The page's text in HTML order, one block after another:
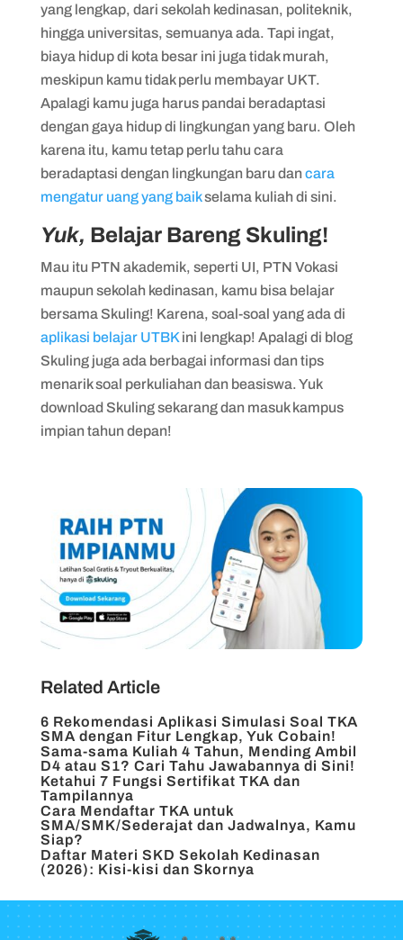
yang lengkap, dari sekolah kedinasan, politeknik,
hingga universitas, semuanya ada. Tapi ingat,
biaya hidup di kota besar ini juga tidak murah,
meskipun kamu tidak perlu membayar UKT.
Apalagi kamu juga harus pandai beradaptasi
dengan gaya hidup di lingkungan yang baru. Oleh
karena itu, kamu tetap perlu tahu cara
beradaptasi dengan lingkungan baru dancara
mengatur uang yang baikselama kuliah di sini.
Yuk, Belajar Bareng Skuling!
Mau itu PTN akademik, seperti UI, PTN Vokasi
maupun sekolah kedinasan, kamu bisa belajar
bersama Skuling! Karena, soal-soal yang ada di
aplikasi belajar UTBKini lengkap! Apalagi di blog
Skuling juga ada berbagai informasi dan tips
menarik soal perkuliahan dan beasiswa. Yuk
download Skuling sekarang dan masuk kampus
impian tahun depan!
Related Article
6 Rekomendasi Aplikasi Simulasi Soal TKA
SMA dengan Fitur Lengkap, Yuk Cobain!
Sama-sama Kuliah 4 Tahun, Mending Ambil
D4 atau S1? Cari Tahu Jawabannya di Sini!
Ketahui 7 Fungsi Sertifikat TKA dan
Tampilannya
Cara Mendaftar TKA untuk
SMA/SMK/Sederajat dan Jadwalnya, Kamu
Siap?
Daftar Materi SKD Sekolah Kedinasan
(2026): Kisi-kisi dan Skornya